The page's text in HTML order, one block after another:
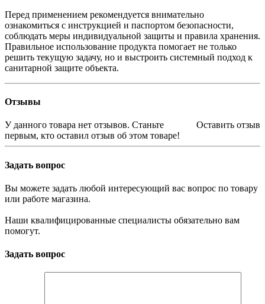
Перед применением рекомендуется внимательно
ознакомиться с инструкцией и паспортом безопасности,
соблюдать меры индивидуальной защиты и правила хранения.
Правильное использование продукта помогает не только
решить текущую задачу, но и выстроить системный подход к
санитарной защите объекта.
Отзывы
Оставить отзыв
У данного товара нет отзывов. Станьте
первым, кто оставил отзыв об этом товаре!
Задать вопрос
Вы можете задать любой интересующий вас вопрос по товару
или работе магазина.
Наши квалифицированные специалисты обязательно вам
помогут.
Задать вопрос